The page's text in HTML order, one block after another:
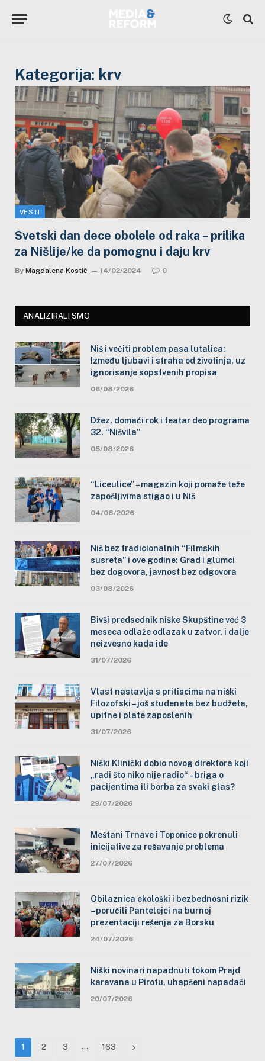
Kategorija: krv
VESTI
Svetski dan dece obolele od raka – prilika
za Nišlije/ke da pomognu i daju krv
By Magdalena Kostić 14/02/2024 0
ANALIZIRALI SMO
Niš i večiti problem pasa lutalica:
Između ljubavi i straha od životinja, uz
ignorisanje sopstvenih propisa
06/08/2026
Džez, domaći rok i teatar deo programa
32. “Nišvila”
05/08/2026
“Liceulice” – magazin koji pomaže teže
zapošljivima stigao i u Niš
04/08/2026
Niš bez tradicionalnih “Filmskih
susreta” i ove godine: Grad i glumci
bez dogovora, javnost bez odgovora
03/08/2026
Bivši predsednik niške Skupštine već 3
meseca odlaže odlazak u zatvor, i dalje
neizvesno kada ide
31/07/2026
Vlast nastavlja s pritiscima na niški
Filozofski – još studenata bez budžeta,
upitne i plate zaposlenih
31/07/2026
Niški Klinički dobio novog direktora koji
„radi što niko nije radio“ – briga o
pacijentima ili borba za svaki glas?
29/07/2026
Meštani Trnave i Toponice pokrenuli
inicijative za rešavanje problema
27/07/2026
Obilaznica ekološki i bezbednosni rizik
– poručili Pantelejci na burnoj
prezentaciji rešenja za Borsku
24/07/2026
Niški novinari napadnuti tokom Prajd
karavana u Pirotu, uhapšeni napadači
20/07/2026
1 2 3 … 163 Next